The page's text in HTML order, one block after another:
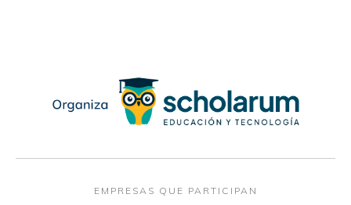
EMPRESAS QUE PARTICIPAN